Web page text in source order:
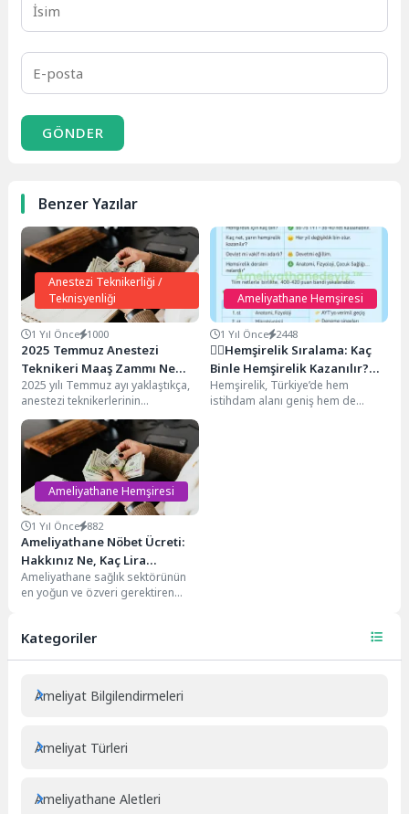
GÖNDER
Benzer Yazılar
Anestezi Teknikerliği /
Teknisyenliği
1 Yıl Önce 1000
2025 Temmuz Anestezi
Teknikeri Maaş Zammı Ne
Kadar? Güncel Bilgilerle
Rehber 🏥💉
2025 yılı Temmuz ayı yaklaştıkça,
anestezi teknikerlerinin
maaşlarında yaşanacak artış
büyük merak konusu haline
geldi....
Ameliyathane Hemşiresi
1 Yıl Önce 2448
👩‍⚕️Hemşirelik Sıralama: Kaç
Binle Hemşirelik Kazanılır?
(2025 Güncel Rehber)
Hemşirelik, Türkiye’de hem
istihdam alanı geniş hem de
Ameliyathane Hemşiresi
1 Yıl Önce 882
Ameliyathane Nöbet Ücreti:
Hakkınız Ne, Kaç Lira
Alırsınız?
Ameliyathane sağlık sektörünün
en yoğun ve özveri gerektiren
Kategoriler
Ameliyat Bilgilendirmeleri
Ameliyat Türleri
Ameliyathane Aletleri